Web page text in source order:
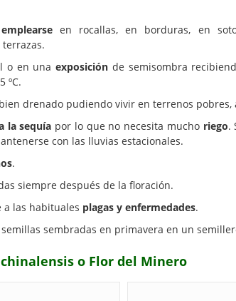
emplearseen rocallas, en borduras, en
o en unaexposición de semisombra
ºC.
drenado pudiendo vivir en terrenos pobres,
la sequía por lo que no necesita mucho riego.
con las lluvias estacionales.
.
siempre después de la floración.
a las habituales plagas y enfermedades.
sembradas en primavera en un
o Flor del Minero